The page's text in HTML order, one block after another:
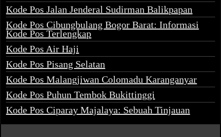
Kode Pos Jalan Jenderal Sudirman Balikpapan
Kode Pos Cibungbulang Bogor Barat: Informasi
Kode Pos Terlengkap
Kode Pos Air Haji
Kode Pos Pisang Selatan
Kode Pos Malangjiwan Colomadu Karanganyar
Kode Pos Puhun Tembok Bukittinggi
Kode Pos Ciparay Majalaya: Sebuah Tinjauan